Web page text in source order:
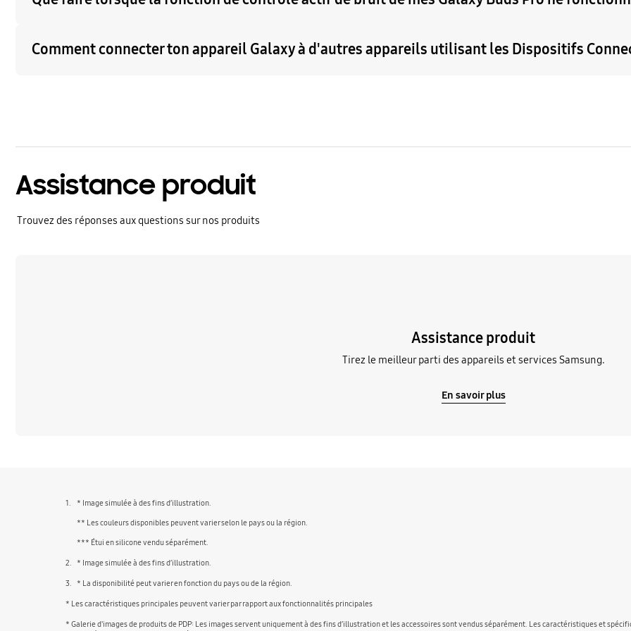
Comment connecter ton appareil Galaxy à d'autres appareils utilisant les Dispositifs
Assistance produit
Trouvez des réponses aux questions sur nos produits
Assistance produit
Tirez le meilleur parti des appareils et services Samsung.
En savoir plus
1. * Image simulée à des fins d’illustration.
** Les couleurs disponibles peuvent varier selon le pays ou la région.
*** Étui en silicone vendu séparément.
2. * Image simulée à des fins d’illustration.
3. * La disponibilité peut varier en fonction du pays ou de la région.
* Les caractéristiques principales peuvent varier par rapport aux fonctionnalités principales
* Galerie d'images de produits de PDP: Les images servent uniquement à des fins d’illustration et les accessoires sont vendus séparément. Les caractéristiques et